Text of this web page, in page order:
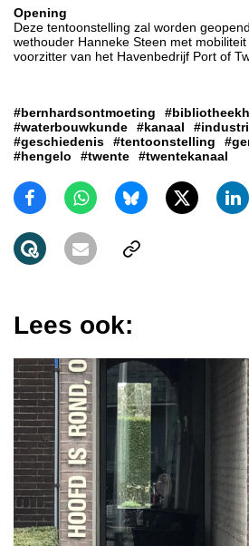
Opening
Deze tentoonstelling zal worden
wethouder Hanneke Steen met
voorzitter van het Havenbedrijf Port of
#bernhardsontmoeting
#waterbouwkunde
#kanaal
#geschiedenis
#tentoonstelling
#hengelo
#twente #twentekanaal
Lees ook: